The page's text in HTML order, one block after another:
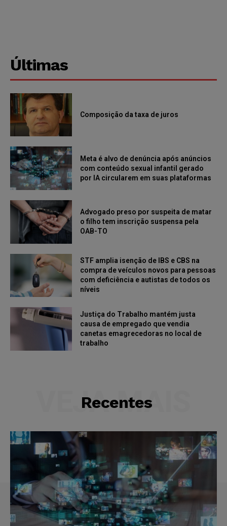
Últimas
Composição da taxa de juros
Meta é alvo de denúncia após anúncios
com conteúdo sexual infantil gerado
por IA circularem em suas plataformas
Advogado preso por suspeita de matar
o filho tem inscrição suspensa pela
OAB-TO
STF amplia isenção de IBS e CBS na
compra de veículos novos para pessoas
com deficiência e autistas de todos os
níveis
Justiça do Trabalho mantém justa
causa de empregado que vendia
canetas emagrecedoras no local de
trabalho
Recentes
VEJA MAIS